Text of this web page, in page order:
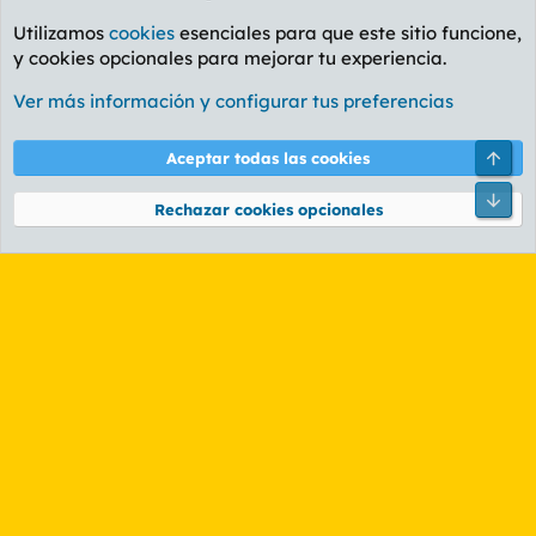
Foro Rapiñas
Cookies
PL OLDSTYLE AMARILLO
Términos y reglas Política de privacidad Ayuda
Community platform by XenForo® © 2010-2026 XenForo Ltd.
Utilizamos cookies esenciales para que este sitio funcione,
y cookies opcionales para mejorar tu experiencia.
Ver más información y configurar tus preferencias
Aceptar todas las cookies
Rechazar cookies opcionales
Pie